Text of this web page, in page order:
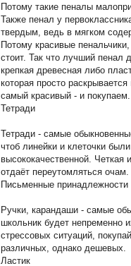
Потому такие пеналы
Также пенал у
твердым, ведь в мягком
Потому красивые
стоит. Так что лучший пенал
крепкая древесная либо
которая просто
самый красивый - и покупаем.
Тетради
Тетради - самые
чтоб линейки и клеточки
высококачественной. Четкая
отдаёт переутомляться очам.
Письменные принадлежности
Ручки, карандаши - самые
школьник будет непременно
стрессовых ситуаций,
различных, однако дешевых.
Ластик